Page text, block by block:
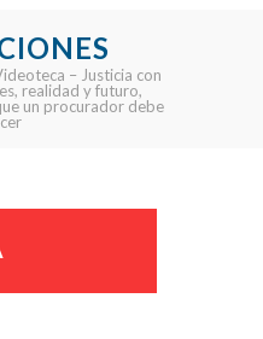
– Justicia con
realidad y futuro,
un procurador debe